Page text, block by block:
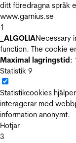
ditt föredragna språk
www.garnius.se
1
_ALGOLIANecessary
function. The cookie
Maximal lagringstid:
Statistik 9
Statistikcookies
interagerar med
information anonymt.
Hotjar
3